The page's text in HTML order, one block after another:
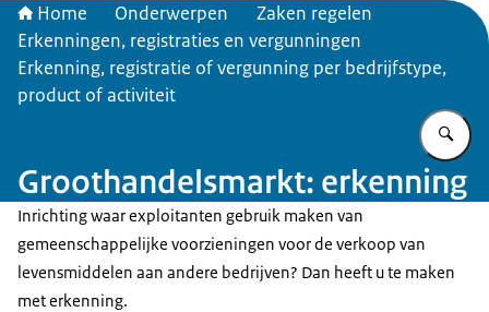
Home Onderwerpen
Zaken regelen
Erkenningen, registraties en vergunningen
Erkenning, registratie of vergunning per bedrijfstype,
product of activiteit
Groothandelsmarkt: erkenning
Inrichting waar exploitanten gebruik maken van
gemeenschappelijke voorzieningen voor de verkoop van
levensmiddelen aan andere bedrijven? Dan heeft u te maken
met erkenning.